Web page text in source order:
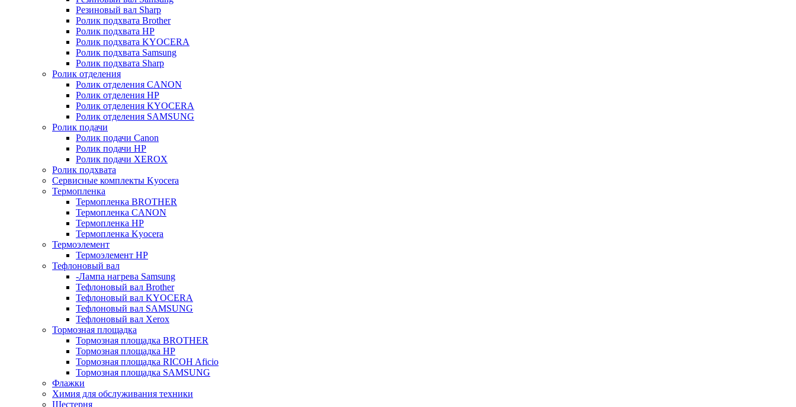
Резиновый вал Sharp
Ролик подхвата Brother
Ролик подхвата HP
Ролик подхвата KYOCERA
Ролик подхвата Samsung
Ролик подхвата Sharp
Ролик отделения
Ролик отделения CANON
Ролик отделения HP
Ролик отделения KYOCERA
Ролик отделения SAMSUNG
Ролик подачи
Ролик подачи Canon
Ролик подачи HP
Ролик подачи XEROX
Ролик подхвата
Сервисные комплекты Kyocera
Термопленка
Термопленка BROTHER
Термопленка CANON
Термопленка HP
Термопленка Kyocera
Термоэлемент
Термоэлемент НР
Тефлоновый вал
-Лампа нагрева Samsung
Тефлоновый вал Brother
Тефлоновый вал KYOCERA
Тефлоновый вал SAMSUNG
Тефлоновый вал Xerox
Тормозная площадка
Тормозная площадка BROTHER
Тормозная площадка HP
Тормозная площадка RICOH Aficio
Тормозная площадка SAMSUNG
Флажки
Химия для обслуживания техники
Шестерня